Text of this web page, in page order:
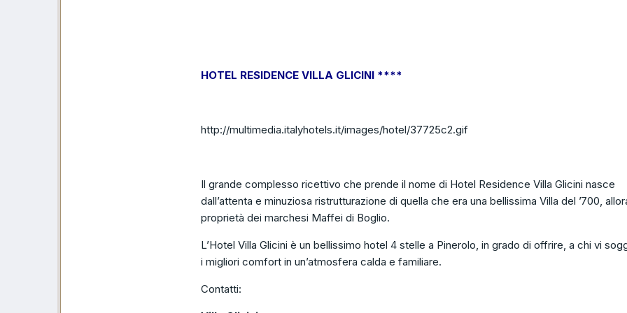
HOTEL RESIDENCE VILLA GLICINI ****
http://multimedia.italyhotels.it/images/hotel/37725c2.gif
Il grande complesso ricettivo che prende il nome di Hotel Residence Villa Glicini nasce
dall’attenta e minuziosa ristrutturazione di quella che era una bellissima Villa del ’700,
proprietà dei marchesi Maffei di Boglio.
L’Hotel Villa Glicini è un bellissimo hotel 4 stelle a Pinerolo, in grado di offrire, a chi vi
i migliori comfort in un’atmosfera calda e familiare.
Contatti: